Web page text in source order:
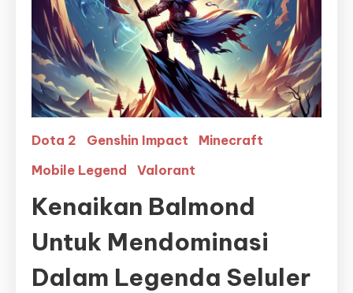
Dota 2 Genshin Impact
Minecraft
Mobile Legend
Valorant
Kenaikan Balmond
Untuk Mendominasi
Dalam Legenda Seluler